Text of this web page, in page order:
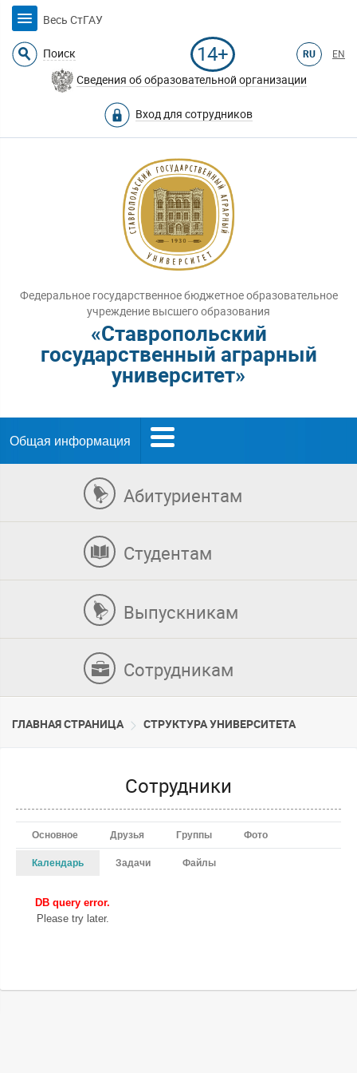
Весь СтГАУ
Поиск 14+ RU EN
Сведения об образовательной организации
Вход для сотрудников
Федеральное государственное бюджетное образовательное
учреждение высшего образования
«Ставропольский
государственный аграрный
университет»
Общая информация
Абитуриентам
Студентам
Выпускникам
Сотрудникам
ГЛАВНАЯ СТРАНИЦА CТРУКТУРА УНИВЕРСИТЕТА
Сотрудники
Основное Друзья Группы Фото
Календарь Задачи Файлы
DB query error.
Please try later.